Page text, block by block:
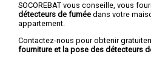
SOCOREBAT vous conseille, vous
détecteurs de fumée dans votre
appartement.
Contactez-nous pour obtenir
fourniture et la pose des détecteurs